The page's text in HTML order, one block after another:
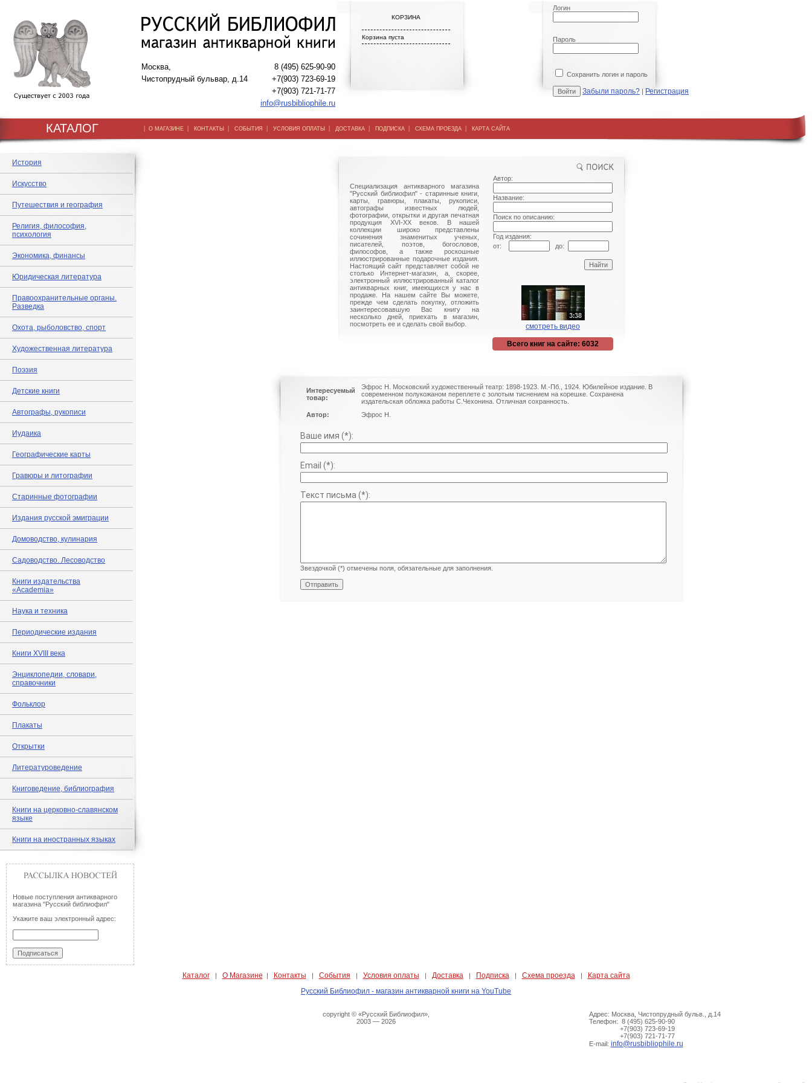
Москва,
Чистопрудный бульвар, д.14
8 (495) 625-90-90
+7(903) 723-69-19
+7(903) 721-71-77
info@rusbibliophile.ru
КОРЗИНА
Корзина пуста
Логин
Пароль
Сохранить логин и пароль
Забыли пароль? | Регистрация
КАТАЛОГ | О МАГАЗИНЕ | КОНТАКТЫ | СОБЫТИЯ | УСЛОВИЯ ОПЛАТЫ | ДОСТАВКА | ПОДПИСКА | СХЕМА ПРОЕЗДА | КАРТА САЙТА
История
Искусство
Путешествия и география
Религия, философия,
психология
Экономика, финансы
Юридическая литература
Правоохранительные органы.
Разведка
Охота, рыболовство, спорт
Художественная литература
Поэзия
Детские книги
Автографы, рукописи
Иудаика
Географические карты
Гравюры и литографии
Старинные фотографии
Издания русской эмиграции
Домоводство, кулинария
Садоводство. Лесоводство
Книги издательства
«Academia»
Наука и техника
Периодические издания
Книги XVIII века
Энциклопедии, словари,
справочники
Фольклор
Плакаты
Открытки
Литературоведение
Книговедение, библиография
Книги на церковно-славянском
языке
Книги на иностранных языках
Новые поступления антикварного
магазина "Русский библиофил"
Укажите ваш электронный адрес:
Специализация антикварного магазина
"Русский библиофил" - старинные книги,
карты, гравюры, плакаты, рукописи,
автографы известных людей,
фотографии, открытки и другая печатная
продукция XVI-XX веков. В нашей
коллекции широко представлены
сочинения знаменитых ученых,
писателей, поэтов, богословов,
философов, а также роскошные
иллюстрированные подарочные издания.
Настоящий сайт представляет собой не
столько Интернет-магазин, а, скорее,
электронный иллюстрированный каталог
антикварных книг, имеющихся у нас в
продаже. На нашем сайте Вы можете,
прежде чем сделать покупку, отложить
заинтересовавшую Вас книгу на
несколько дней, приехать в магазин,
посмотреть ее и сделать свой выбор.
Автор:
Название:
Поиск по описанию:
Год издания:
от:
до:
смотреть видео
Всего книг на сайте: 6032
Интересуемый
товар:
Эфрос Н. Московский художественный театр: 1898-1923. М.-Пб., 1924. Юбилейное издание. В
современном полукожаном переплете с золотым тиснением на корешке. Сохранена
издательская обложка работы С.Чехонина. Отличная сохранность.
Автор:
Эфрос Н.
Ваше имя (*):
Email (*):
Текст письма (*):
Звездочкой (*) отмечены поля, обязательные для заполнения.
Каталог| О Магазине | Контакты | События | Условия оплаты | Доставка | Подписка | Схема проезда |
Карта сайта
Русский Библиофил - магазин антикварной книги на YouTube
copyright © «Русский Библиофил»,
2003 — 2026
Адрес: Москва, Чистопрудный бульв., д.14
Телефон: 8 (495) 625-90-90
+7(903) 723-69-19
+7(903) 721-71-77
E-mail: info@rusbibliophile.ru